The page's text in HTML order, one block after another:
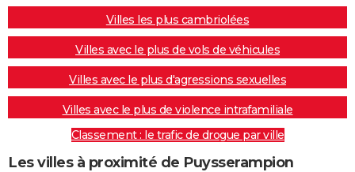
Villes les plus cambriolées
Villes avec le plus de vols de véhicules
Villes avec le plus d'agressions sexuelles
Villes avec le plus de violence intrafamiliale
Classement : le trafic de drogue par ville
Les villes à proximité de Puysserampion